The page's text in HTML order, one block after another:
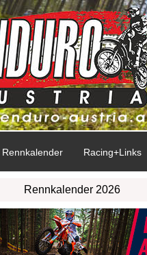
Rennkalender Racing+Links
Rennkalender 2026